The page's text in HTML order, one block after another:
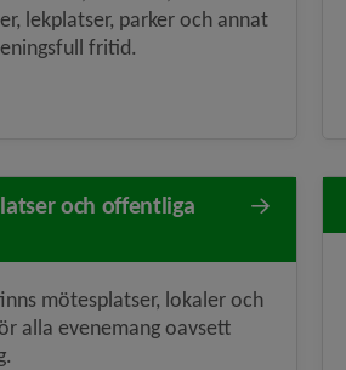
lekplatser, parker och annat
fritid.
och offentliga
mötesplatser, lokaler och
alla evenemang oavsett